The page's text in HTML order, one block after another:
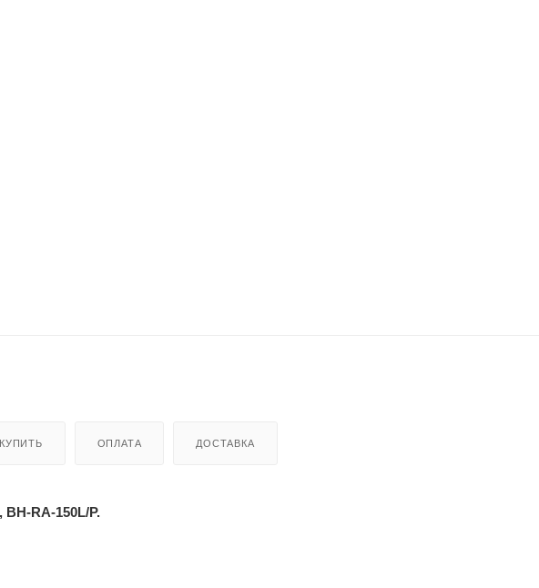
ОПЛАТА ДОСТАВКА
RA-150L/P.